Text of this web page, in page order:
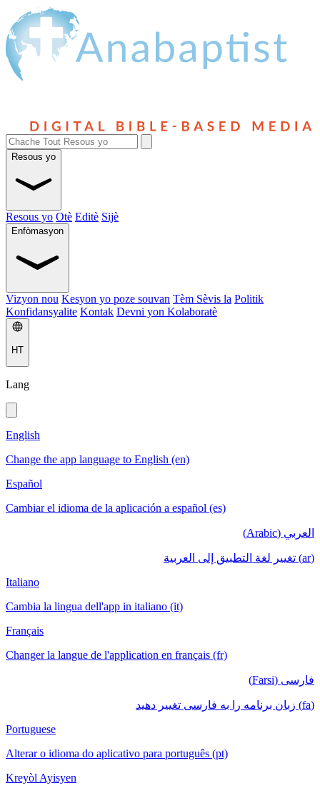
Resous yo
Resous yo Otè Editè Sijè
Enfòmasyon
Vizyon nou Kesyon yo poze souvan Tèm Sèvis la Politik
Konfidansyalite Kontak Devni yon Kolaboratè
HT
Lang
English
Change the app language to English (en)
Español
Cambiar el idioma de la aplicación a español (es)
العربي (Arabic)
(ar) تغيير لغة التطبيق إلى العربية
Italiano
Cambia la lingua dell'app in italiano (it)
Français
Changer la langue de l'application en français (fr)
فارسی (Farsi)
(fa) زبان برنامه را به فارسی تغییر دهید
Portuguese
Alterar o idioma do aplicativo para português (pt)
Kreyòl Ayisyen